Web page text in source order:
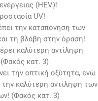
(HEV)!
UV!
την καταπόνηση των
τη βλάβη στην όραση!
καλύτερη αντίληψη
κατ. 3)
την οπτική οξύτητα, ενώ
την καλύτερη αντίληψη των
(Φακός κατ. 3)